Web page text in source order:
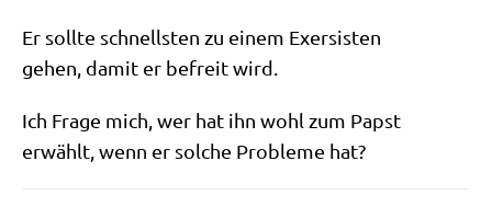
Er soll­te schnell­sten zu einem Exersisten
gehen, damit er befreit wird.
Ich Fra­ge mich, wer hat ihn wohl zum Papst
erwählt, wenn er sol­che Pro­ble­me hat?